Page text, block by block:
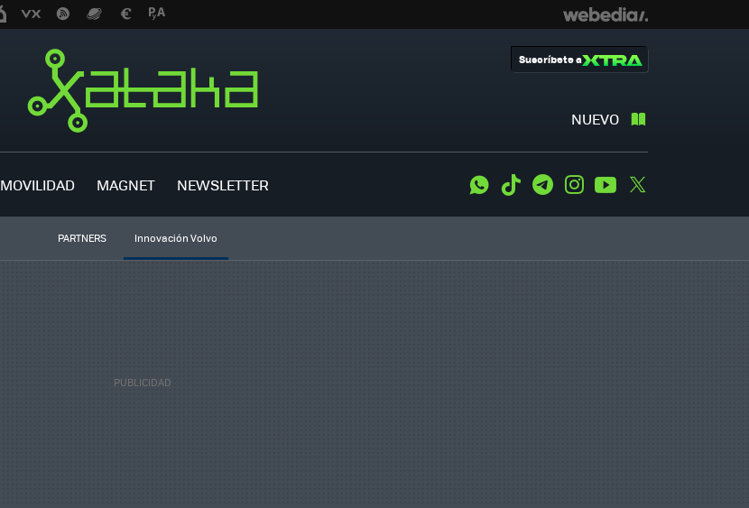
NUEVO
Suscríbete a
MOVILIDAD MAGNET NEWSLETTER WhatsApp
Tiktok TelegramInstagramYoutube
PARTNERS Innovación Volvo